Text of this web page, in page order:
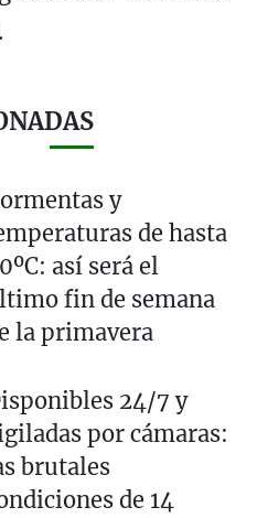
.
y
de hasta
así será el
fin de semana
la primavera
24/7 y
por cámaras:
brutales
de 14